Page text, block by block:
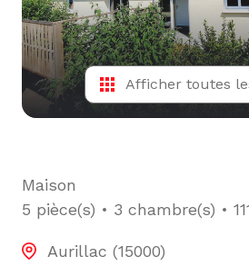
Afficher toutes
Maison
5 pièce(s)
3 chambre(s)
Aurillac (15000)